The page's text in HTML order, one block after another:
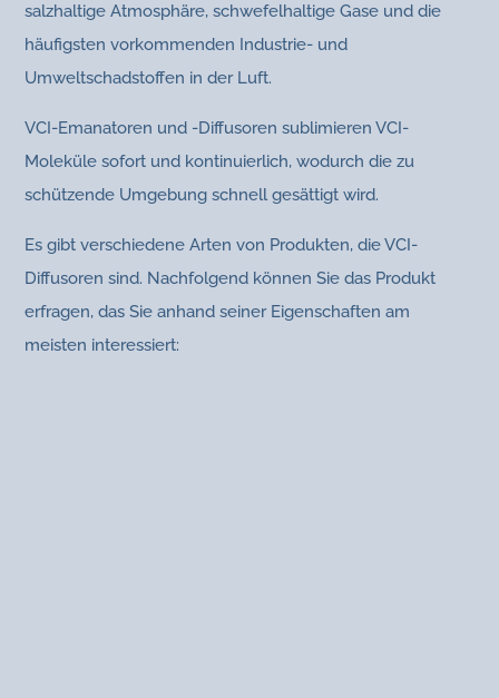
salzhaltige Atmosphäre, schwefelhaltige Gase und die
häufigsten vorkommenden Industrie- und
Umweltschadstoffen in der Luft.
VCI-Emanatoren und -Diffusoren sublimieren VCI-
Moleküle sofort und kontinuierlich, wodurch die zu
schützende Umgebung schnell gesättigt wird.
Es gibt verschiedene Arten von Produkten, die VCI-
Diffusoren sind. Nachfolgend können Sie das Produkt
erfragen, das Sie anhand seiner Eigenschaften am
meisten interessiert: